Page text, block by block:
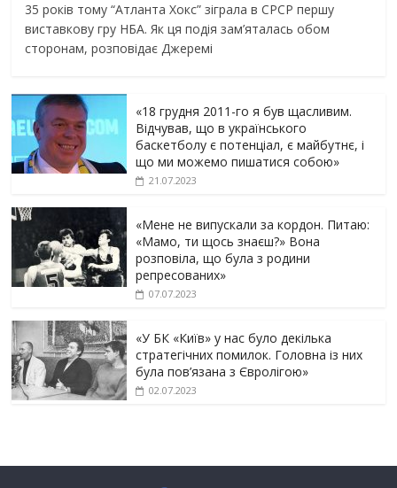
35 років тому “Атланта Хокс” зіграла в СРСР першу
виставкову гру НБА. Як ця подія зам’яталась обом
сторонам, розповідає Джеремі
«18 грудня 2011-го я був щасливим.
Відчував, що в українського
баскетболу є потенціал, є майбутнє, і
що ми можемо пишатися собою»
21.07.2023
«Мене не випускали за кордон. Питаю:
«Мамо, ти щось знаєш?» Вона
розповіла, що була з родини
репресованих»
07.07.2023
«У БК «Київ» у нас було декілька
стратегічних помилок. Головна із них
була пов’язана з Євролігою»
02.07.2023